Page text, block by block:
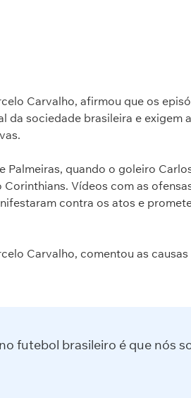
Carvalho, afirmou que os
da sociedade brasileira e exigem
Palmeiras, quando o goleiro
Vídeos com as
contra os atos e
Carvalho, comentou as causas
futebol brasileiro é que nós